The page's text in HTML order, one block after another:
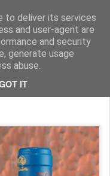
to deliver its services
and user-agent are
and security
generate usage
abuse.
IT